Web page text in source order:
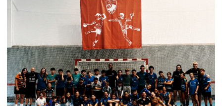
JARDUERAK
INDARKERIAREN PREBENTZIOA